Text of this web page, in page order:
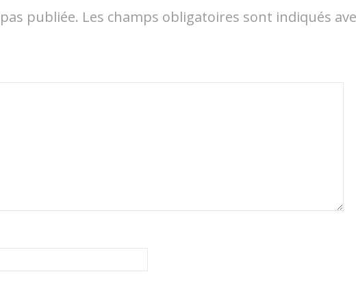
publiée. Les champs obligatoires sont indiqués